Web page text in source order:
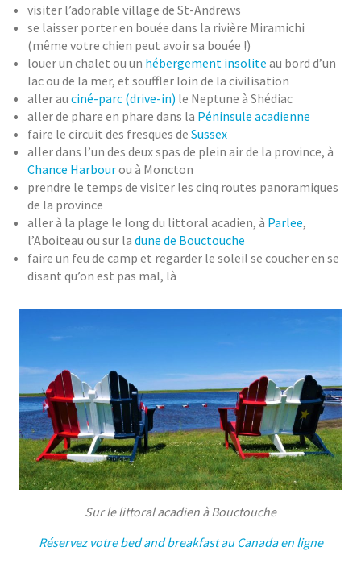
visiter l’adorable village de St-Andrews
se laisser porter en bouée dans la rivière Miramichi
(même votre chien peut avoir sa bouée !)
louer un chalet ou un hébergement insolite au bord d’un
lac ou de la mer, et souffler loin de la civilisation
aller auciné-parc (drive-in) le Neptune à Shédiac
aller de phare en phare dans la Péninsule acadienne
faire le circuit des fresques deSussex
aller dans l’un des deux spas de plein air de la province, à
Chance Harbourou à Moncton
prendre le temps de visiter les cinq routes panoramiques
de la province
aller à la plage le long du littoral acadien, à Parlee,
l’Aboiteau ou sur ladune de Bouctouche
faire un feu de camp et regarder le soleil se coucher en se
disant qu’on est pas mal, là
Sur le littoral acadien à Bouctouche
Réservez votre bed and breakfast au Canada en ligne